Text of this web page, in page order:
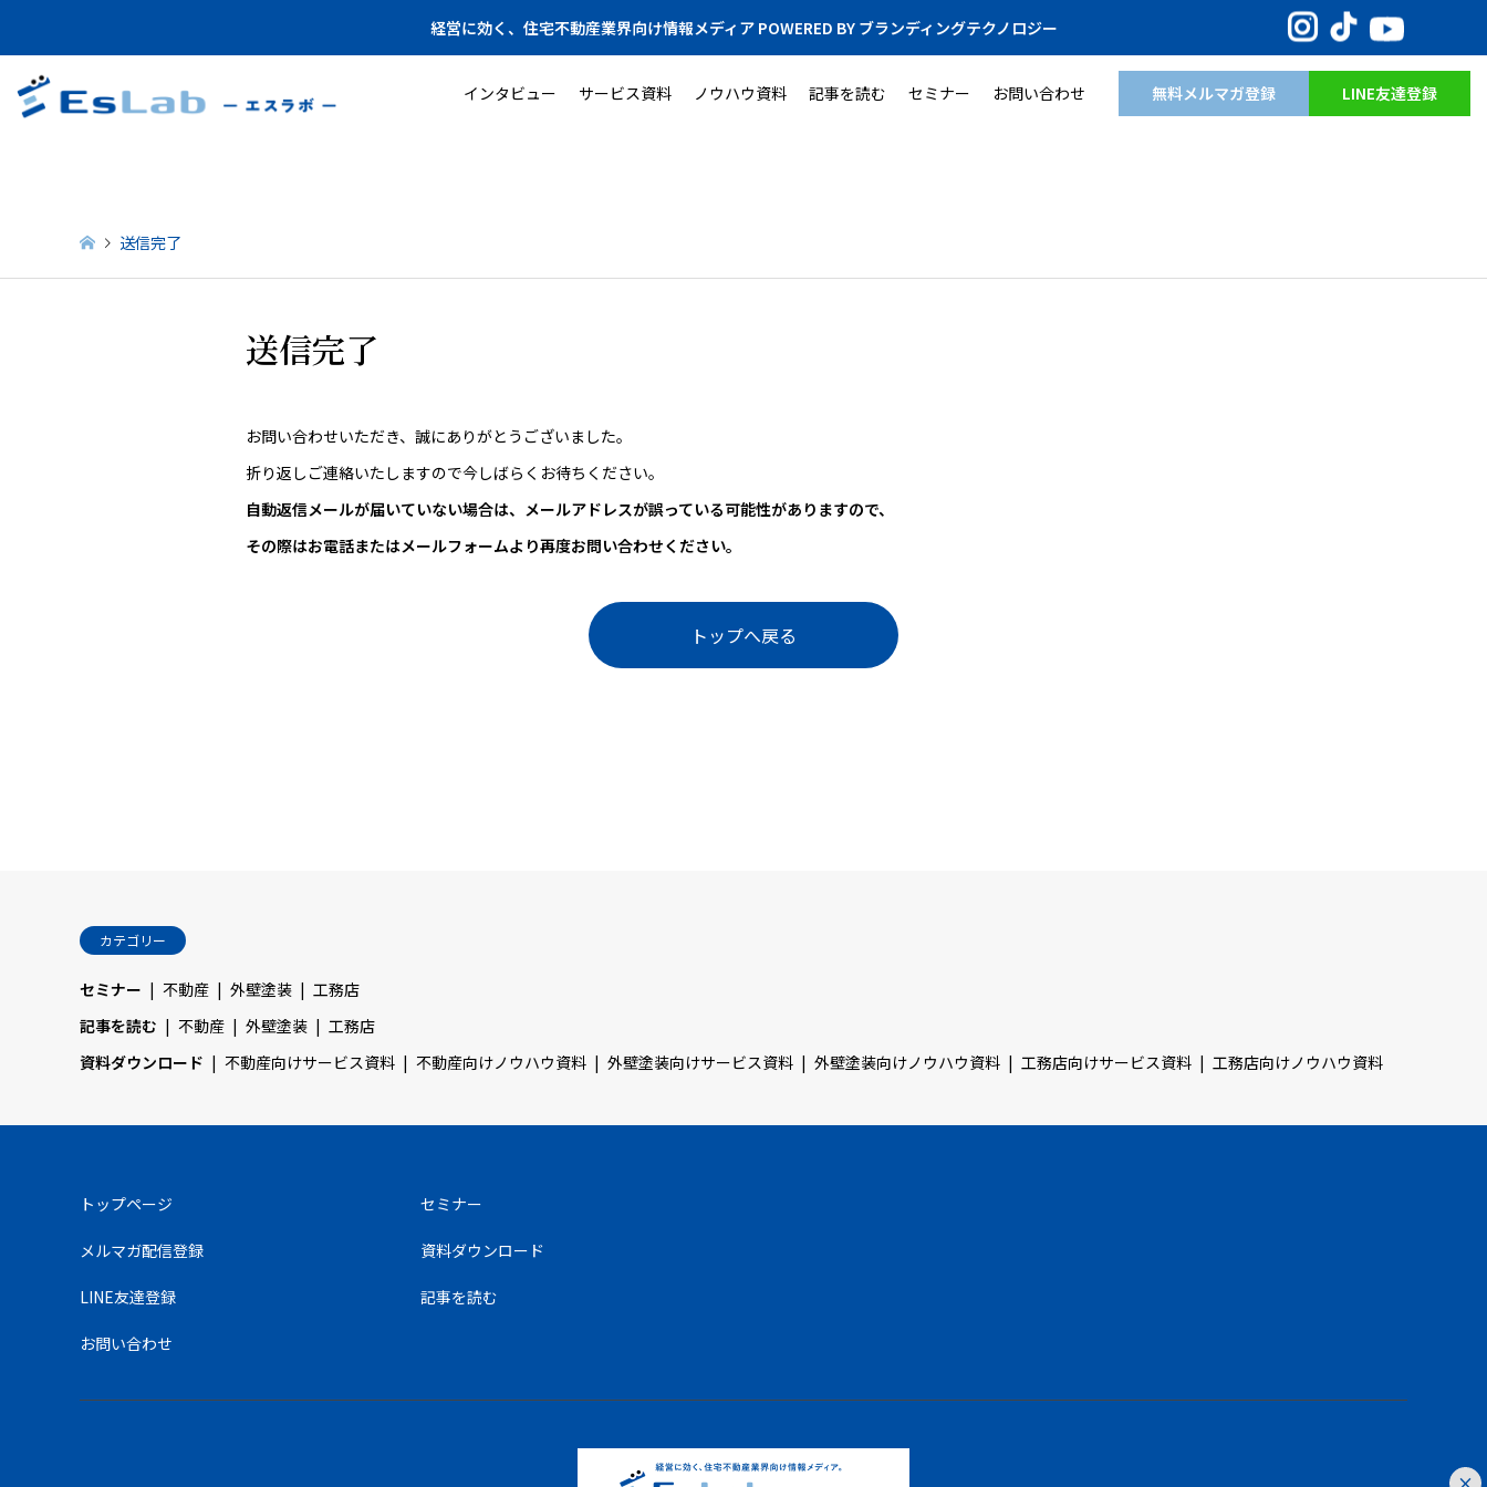
経営に効く、住宅不動産業界向け情報メディア POWERED BY ブランディングテクノロジー
インタビュー サービス資料 ノウハウ資料 記事を読む セミナー お問い合わせ 無料メルマガ登録 LINE友達登録
送信完了
送信完了
お問い合わせいただき、誠にありがとうございました。
折り返しご連絡いたしますので今しばらくお待ちください。
自動返信メールが届いていない場合は、メールアドレスが誤っている可能性がありますので、
その際はお電話またはメールフォームより再度お問い合わせください。
トップへ戻る
カテゴリー
セミナー 不動産 外壁塗装
工務店
記事を読む
不動産 外壁塗装
工務店
資料ダウンロード
不動産向けサービス資料 不動産向けノウハウ資料 外壁塗装向けサービス資料 外壁塗装向けノウハウ資料 工務店向けサービス資料 工務店向けノウハウ資料
トップページ
メルマガ配信登録
LINE友達登録
お問い合わせ
セミナー
資料ダウンロード
記事を読む